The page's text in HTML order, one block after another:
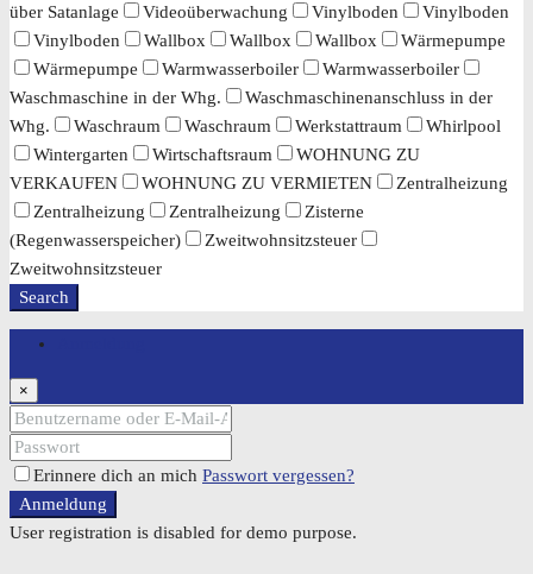
über Satanlage
Videoüberwachung Vinylboden
Vinylboden
Vinylboden
Wallbox Wallbox Wallbox
Wärmepumpe
Wärmepumpe
Warmwasserboiler
Warmwasserboiler
Waschmaschine in der Whg.
Waschmaschinenanschluss in der
Whg.
Waschraum Waschraum Werkstattraum
Whirlpool
Wintergarten
Wirtschaftsraum
WOHNUNG ZU
VERKAUFEN
WOHNUNG ZU VERMIETEN
Zentralheizung
Zentralheizung
Zentralheizung
Zisterne
(Regenwasserspeicher)
Zweitwohnsitzsteuer
Zweitwohnsitzsteuer
Search
×
Erinnere dich an mich Passwort vergessen?
Anmeldung
User registration is disabled for demo purpose.